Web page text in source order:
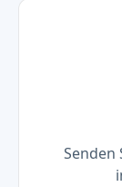
Senden